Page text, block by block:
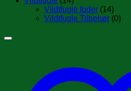
Vildtfugle foder (14)
Vildtfugle Tilbehør (0)